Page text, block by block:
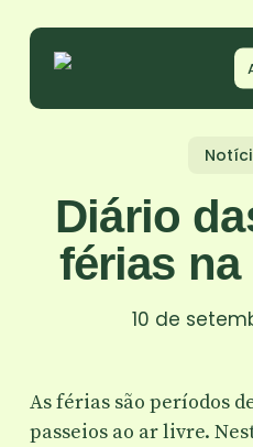
content
Diário
férias na
10 de
As férias são períodos
passeios ao ar livre.